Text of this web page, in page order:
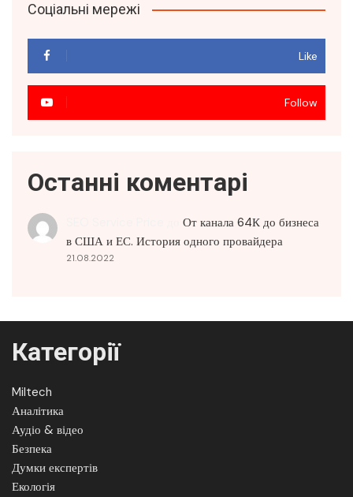
Соціальні мережі
Like
Follow
Останні коментарі
От канала 64К до бизнеса
в США и ЕС. История одного провайдера
21.08.2022
Категорії
Miltech
Аналітика
Аудіо & відео
Безпека
Думки експертів
Екологія